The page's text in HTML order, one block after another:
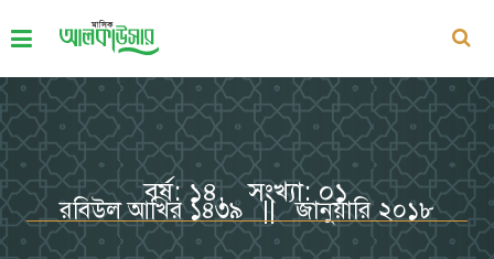
বর্ষ: ১৪, সংখ্যা: ০১
রবিউল আখির ১৪৩৯ || জানুয়ারি ২০১৮